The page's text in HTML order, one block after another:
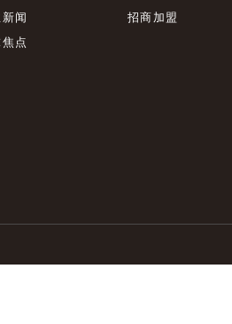
闻
点
招商加盟